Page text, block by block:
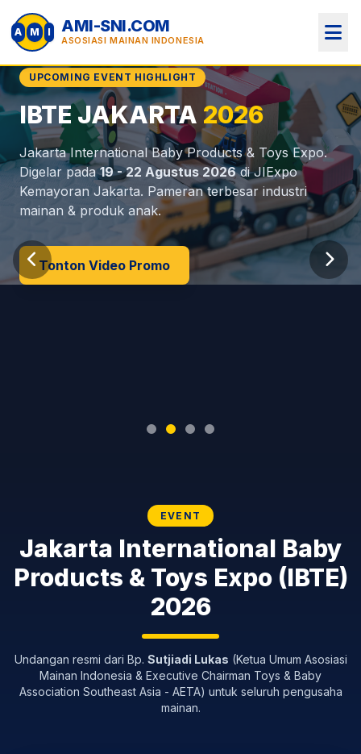
A M I AMI-SNI.COM
ASOSIASI MAINAN INDONESIA
(AMI)
UPCOMING EVENT HIGHLIGHT
IBTE JAKARTA 2026
Jakarta International Baby Products & Toys Expo.
Digelar pada19 - 22 Agustus 2026di JIExpo
Kemayoran Jakarta. Pameran terbesar industri
mainan & produk anak.
Tonton Video Promo
Perlindungan Anak
Indonesia
MOU Internasional
Dokumen & MOU
EVENT
Jakarta International Baby
Products & Toys Expo (IBTE)
2026
Undangan resmi dari Bp. Sutjiadi Lukas (Ketua Umum Asosiasi
Mainan Indonesia & Executive Chairman Toys & Baby
Association Southeast Asia - AETA) untuk seluruh pengusaha
mainan.